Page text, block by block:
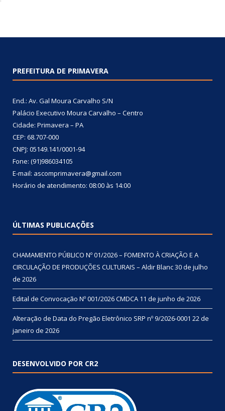
PREFEITURA DE PRIMAVERA
End.: Av. Gal Moura Carvalho S/N
Palácio Executivo Moura Carvalho – Centro
Cidade: Primavera – PA
CEP: 68.707-000
CNPJ: 05149.141/0001-94
Fone: (91)986034105
E-mail: ascomprimavera@gmail.com
Horário de atendimento: 08:00 às 14:00
ÚLTIMAS PUBLICAÇÕES
CHAMAMENTO PÚBLICO Nº 01/2026 – FOMENTO À CRIAÇÃO E A
CIRCULAÇÃO DE PRODUÇÕES CULTURAIS – Aldir Blanc30 de julho
de 2026
Edital de Convocação Nº 001/2026 CMDCA 11 de junho de 2026
Alteração de Data do Pregão Eletrônico SRP nº 9/2026-0001 22 de
janeiro de 2026
DESENVOLVIDO POR CR2